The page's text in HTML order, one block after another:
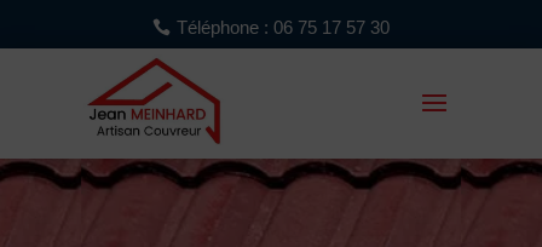
Téléphone : 06 75 17 57 30